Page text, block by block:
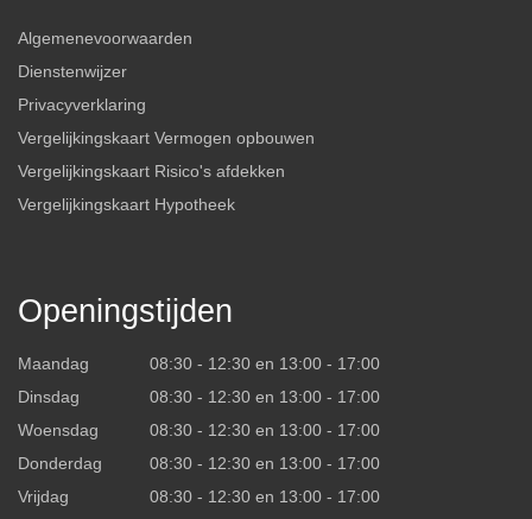
Algemenevoorwaarden
Dienstenwijzer
Privacyverklaring
Vergelijkingskaart Vermogen opbouwen
Vergelijkingskaart Risico's afdekken
Vergelijkingskaart Hypotheek
Openingstijden
Maandag
08:30 - 12:30 en 13:00 - 17:00
Dinsdag
08:30 - 12:30 en 13:00 - 17:00
Woensdag
08:30 - 12:30 en 13:00 - 17:00
Donderdag
08:30 - 12:30 en 13:00 - 17:00
Vrijdag
08:30 - 12:30 en 13:00 - 17:00